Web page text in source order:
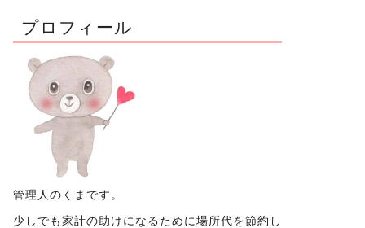
プロフィール
管理人のくまです。
少しでも家計の助けになるために場所代を節約し